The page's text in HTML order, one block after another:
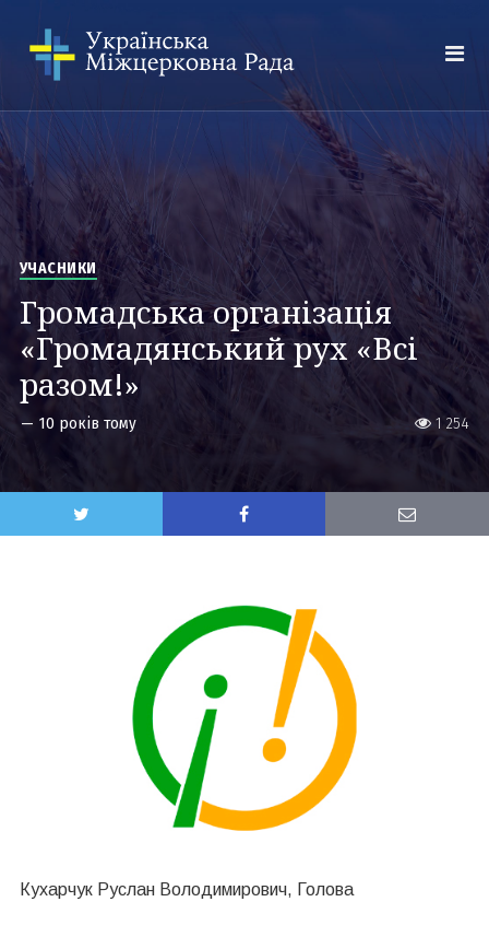
1 254
УЧАСНИКИ
Громадська організація
«Громадянський рух «Всі
разом!»
— 10 років тому
Кухарчук Руслан Володимирович, Голова